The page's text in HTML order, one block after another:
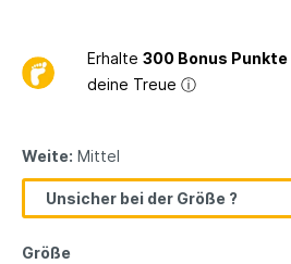
Erhalte 300 Bonus Punkte
deine Treue ⓘ
Weite: Mittel
Unsicher bei der Größe ?
Größe